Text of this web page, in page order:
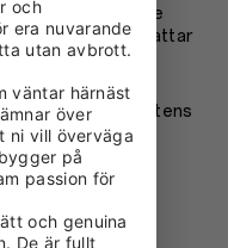
din enhet. De
att samla in omfattar
omfatta enhetens
nummer),
och status, IP-
och
för att få
och
era nuvarande
utan avbrott.
väntar härnäst
över
ni vill överväga
på
passion för
och genuina
De är fullt